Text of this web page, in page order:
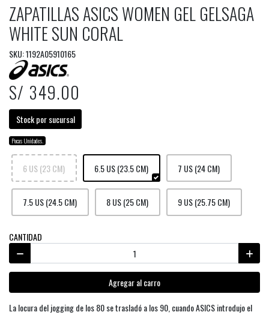
ZAPATILLAS ASICS WOMEN GEL GELSAGA
WHITE SUN CORAL
SKU: 1192A05910165
S/ 349.00
Stock por sucursal
Pocas Unidades.
6 US (23 CM) 6.5 US (23.5 CM) 7 US (24 CM)
7.5 US (24.5 CM) 8 US (25 CM) 9 US (25.75 CM)
CANTIDAD
Agregar al carro
La locura del jogging de los 80 se trasladó a los 90, cuando ASICS introdujo el